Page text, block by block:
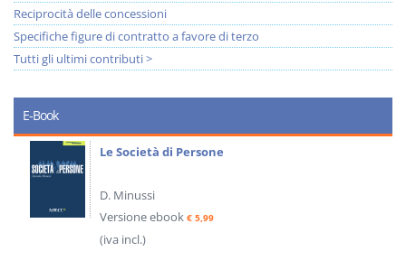
Reciprocità delle concessioni
Specifiche figure di contratto a favore di terzo
Tutti gli ultimi contributi >
E-Book
Le Società di Persone
D. Minussi
Versione ebook € 5,99
(iva incl.)